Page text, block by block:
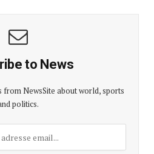
to News
from NewsSite about world, sports
politics.